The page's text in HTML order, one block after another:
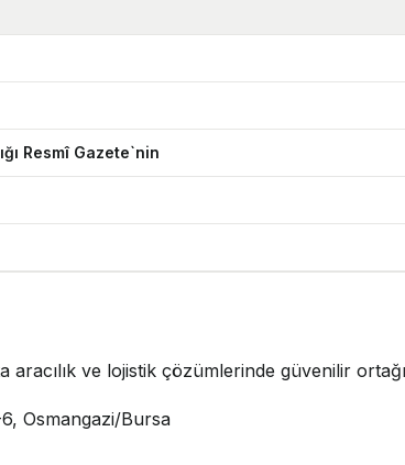
Resmî Gazete`nin
ve lojistik çözümlerinde güvenilir
Osmangazi/Bursa